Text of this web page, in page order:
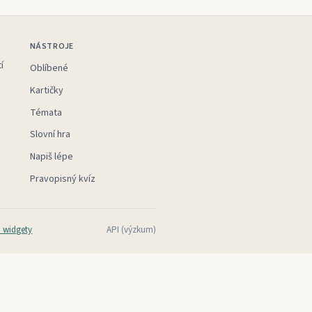
NÁSTROJE
Oblíbené
Kartičky
Témata
Slovní hra
Napiš lépe
Pravopisný kvíz
widgety API (výzkum)